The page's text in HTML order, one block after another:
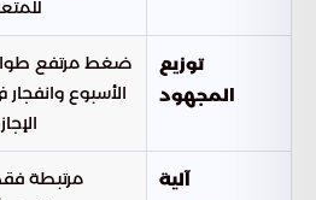
توزيع
المجهود
ضغط مرتفع
الأسبوع وانفجار
آلية
مرتبطة